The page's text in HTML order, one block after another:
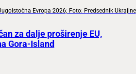
Evropa 2026; Foto: Predsednik Ukrajine
za dalje proširenje EU,
Gora-Island